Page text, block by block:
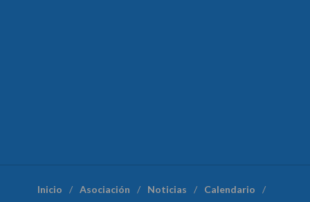
Inicio Asociación Noticias Calendario